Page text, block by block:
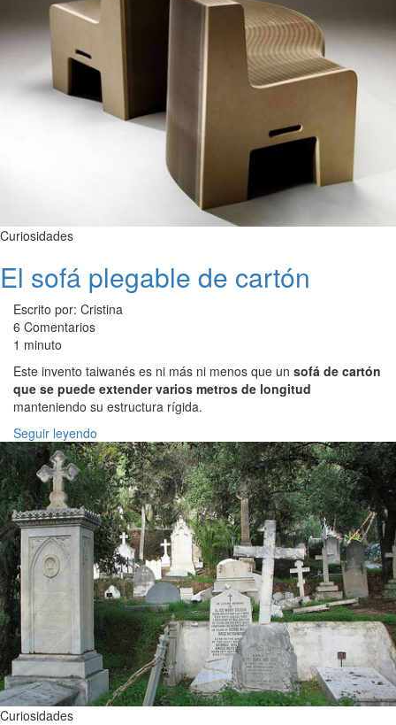
Curiosidades
El sofá plegable de cartón
Escrito por: Cristina
6 Comentarios
1 minuto
Este invento taiwanés es ni más ni menos que un sofá de cartón
que se puede extender varios metros de longitud
manteniendo su estructura rígida.
Seguir leyendo
Curiosidades